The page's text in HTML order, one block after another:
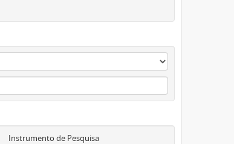
Instrumento de Pesquisa